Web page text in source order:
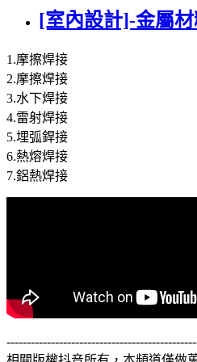
[室內設計]-金屬
1.摩擦焊接
2.摩擦焊接
3.水下焊接
4.雷射焊接
5.埋弧銲接
6.熱熔焊接
7.鋁熱焊接